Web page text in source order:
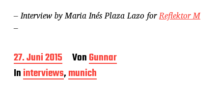
– Interview by Maria Inés Plaza Lazo forReflektor M
–
B
e
i
27. Juni 2015 VonGunnar
Ininterviews,munich